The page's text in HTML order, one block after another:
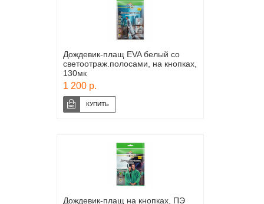
Дождевик-плащ EVA белый со
светоотраж.полосами, на кнопках,
130мк
1 200 р.
Дождевик-плащ на кнопках, ПЭ